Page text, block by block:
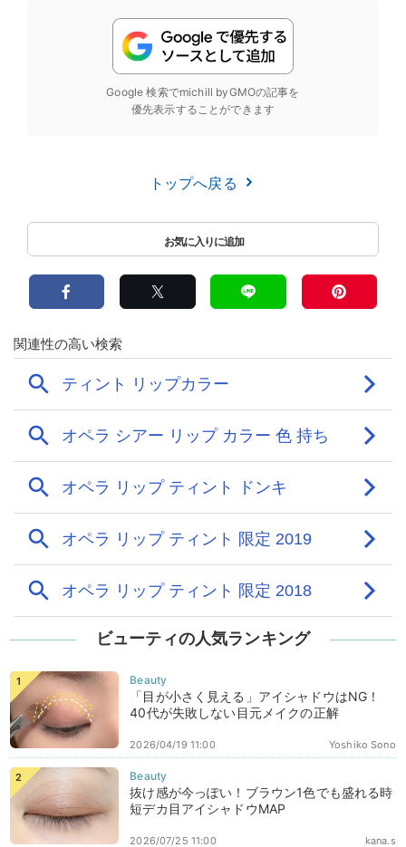
Google 検索でmichill byGMOの記事を
優先表示することができます
トップへ戻る
ビューティの人気ランキング
「目が小さく見える」アイシャドウはNG！
40代が失敗しない目元メイクの正解
Yoshiko Sono
2026/04/19 11:00
抜け感が今っぽい！ブラウン1色でも盛れる時
短デカ目アイシャドウMAP
kana.s
2026/07/25 11:00